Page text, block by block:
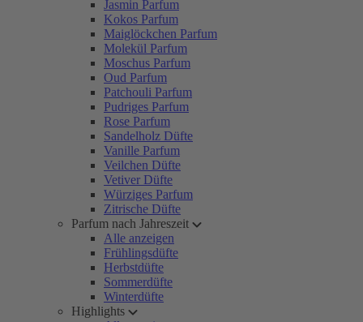
Jasmin Parfum
Kokos Parfum
Maiglöckchen Parfum
Molekül Parfum
Moschus Parfum
Oud Parfum
Patchouli Parfum
Pudriges Parfum
Rose Parfum
Sandelholz Düfte
Vanille Parfum
Veilchen Düfte
Vetiver Düfte
Würziges Parfum
Zitrische Düfte
Parfum nach Jahreszeit
Alle anzeigen
Frühlingsdüfte
Herbstdüfte
Sommerdüfte
Winterdüfte
Highlights